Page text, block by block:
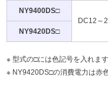
NY9400DS□
DC12～
NY9420DS□
型式の□には色記号を入れま
NY9420DS□の消費電力は赤